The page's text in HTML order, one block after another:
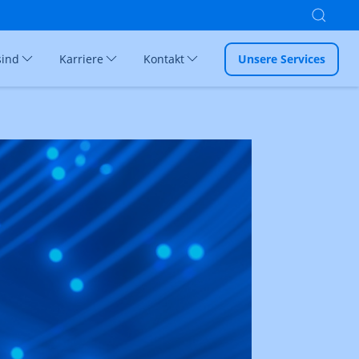
Karriere Kontakt Unsere Services